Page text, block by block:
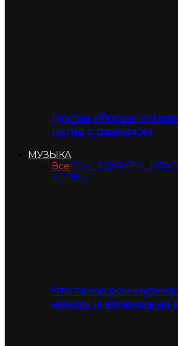
Группа «Йорш»
летие с размахом
МУЗЫКА
Все#ЕМ_АЗИЯ
КРОВЬ
Что такое рок-
жанры и влияние на